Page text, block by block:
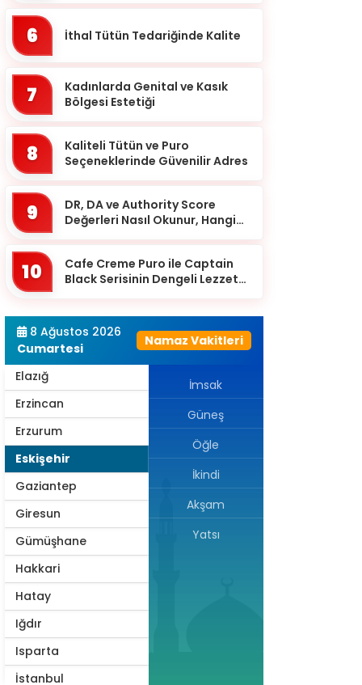
6 İthal Tütün Tedariğinde Kalite
7
Kadınlarda Genital ve Kasık
Bölgesi Estetiği
8
Kaliteli Tütün ve Puro
Seçeneklerinde Güvenilir Adres
9
DR, DA ve Authority Score
Değerleri Nasıl Okunur, Hangi
10
Cafe Creme Puro ile Captain
Black Serisinin Dengeli Lezzet
8 Ağustos 2026
Cumartesi
Namaz Vakitleri
Bilecik
Bingöl
Bitlis
Bolu
Bursa
Çankırı
Denizli
Diyarbakır
Düzce
Edirne
Elazığ
Erzincan
Erzurum
Eskişehir
Gaziantep
Giresun
Gümüşhane
Hakkari
Hatay
Iğdır
Isparta
İstanbul
İmsak
Güneş
Öğle
İkindi
Akşam
Yatsı